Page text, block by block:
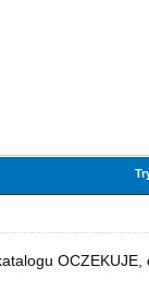
OCZEKUJE,